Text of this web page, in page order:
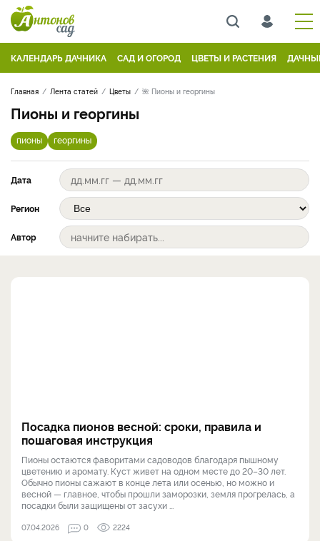
КАЛЕНДАРЬ ДАЧНИКА САД И ОГОРОД ЦВЕТЫ И РАСТЕНИЯ
Главная Лента статей Цветы 🌺 Пионы и георгины
Пионы и георгины
пионы георгины
Дата
Регион
Автор
Посадка пионов весной: сроки, правила и
пошаговая инструкция
Пионы остаются фаворитами садоводов благодаря пышному
цветению и аромату. Куст живет на одном месте до 20–30 лет.
Обычно пионы сажают в конце лета или осенью, но можно и
весной — главное, чтобы прошли заморозки, земля прогрелась, а
посадки были защищены от засухи ...
07.04.2026 0 2224